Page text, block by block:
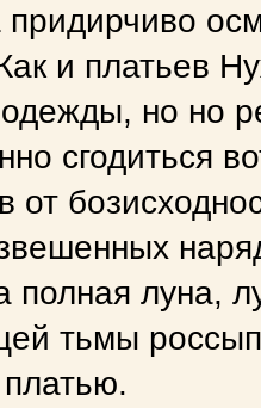
и платьев
одежды, но но
сгодиться
от
полная луна,
тьмы
платью.